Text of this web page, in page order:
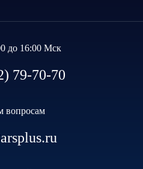
до 16:00 Мск
79-70-70
вопросам